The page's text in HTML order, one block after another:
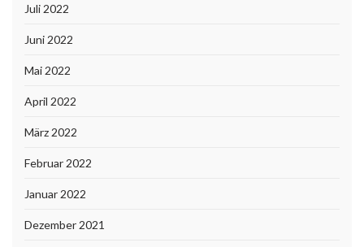
Juli 2022
Juni 2022
Mai 2022
April 2022
März 2022
Februar 2022
Januar 2022
Dezember 2021